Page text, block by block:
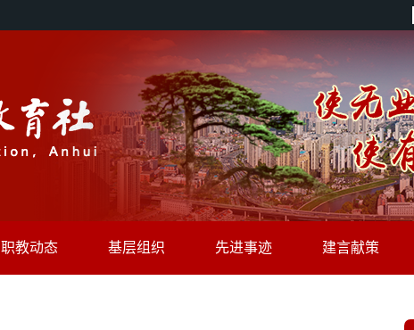
职教动态 基层组织 先进事迹 建言献策